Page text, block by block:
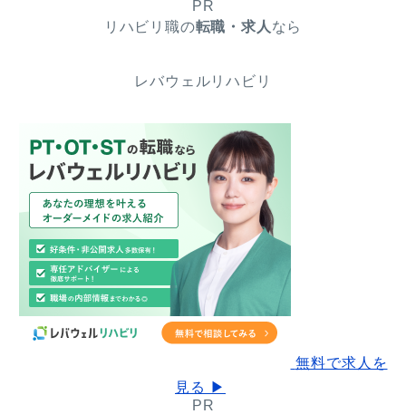
PR
リハビリ職の転職・求人 なら
レバウェルリハビリ
無料で求人を
見る ▶
PR